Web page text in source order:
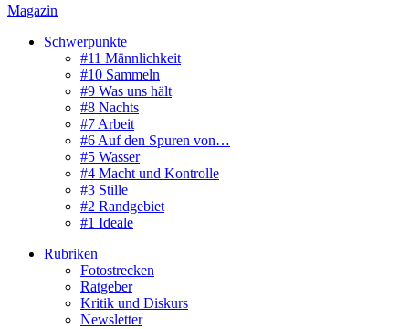
Magazin
Schwerpunkte
#11 Männlichkeit
#10 Sammeln
#9 Was uns hält
#8 Nachts
#7 Arbeit
#6 Auf den Spuren von…
#5 Wasser
#4 Macht und Kontrolle
#3 Stille
#2 Randgebiet
#1 Ideale
Rubriken
Fotostrecken
Ratgeber
Kritik und Diskurs
Newsletter